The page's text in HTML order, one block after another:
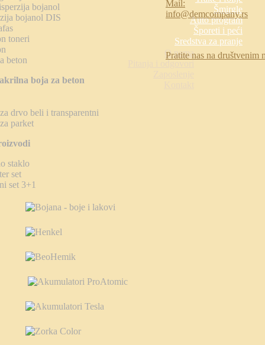
Šmirgle
Auto program
Šporeti i peći
Sredstva za pranje
O nama
bojanol
bojanol DIS
toneri
beton
boja za beton
drvo beli i transparentni
parket
staklo
set
set 3+1
Mail:
info@demcompany.rs
Pratite nas na društvenim